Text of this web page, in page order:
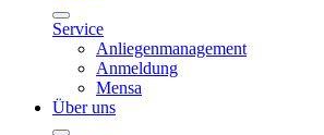
Service
Anliegenmanagement
Anmeldung
Mensa
Über uns